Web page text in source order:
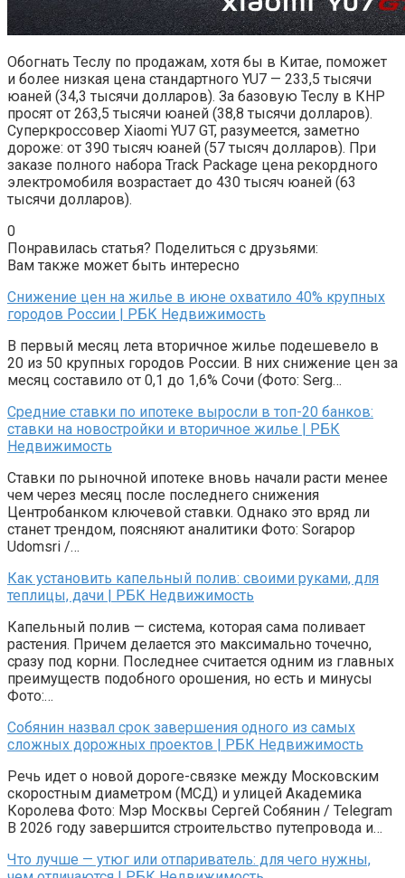
Обогнать Теслу по продажам, хотя бы в Китае, поможет
и более низкая цена стандартного YU7 — 233,5 тысячи
юаней (34,3 тысячи долларов). За базовую Теслу в КНР
просят от 263,5 тысячи юаней (38,8 тысячи долларов).
Суперкроссовер Xiaomi YU7 GT, разумеется, заметно
дороже: от 390 тысяч юаней (57 тысяч долларов). При
заказе полного набора Track Package цена рекордного
электромобиля возрастает до 430 тысяч юаней (63
тысячи долларов).
0
Понравилась статья? Поделиться с друзьями:
Вам также может быть интересно
Снижение цен на жилье в июне охватило 40% крупных
городов России | РБК Недвижимость
В первый месяц лета вторичное жилье подешевело в
20 из 50 крупных городов России. В них снижение цен за
месяц составило от 0,1 до 1,6% Сочи (Фото: Serg…
Средние ставки по ипотеке выросли в топ-20 банков:
ставки на новостройки и вторичное жилье | РБК
Недвижимость
Ставки по рыночной ипотеке вновь начали расти менее
чем через месяц после последнего снижения
Центробанком ключевой ставки. Однако это вряд ли
станет трендом, поясняют аналитики Фото: Sorapop
Udomsri /…
Как установить капельный полив: своими руками, для
теплицы, дачи | РБК Недвижимость
Капельный полив — система, которая сама поливает
растения. Причем делается это максимально точечно,
сразу под корни. Последнее считается одним из главных
преимуществ подобного орошения, но есть и минусы
Фото:…
Собянин назвал срок завершения одного из самых
сложных дорожных проектов | РБК Недвижимость
Речь идет о новой дороге-связке между Московским
скоростным диаметром (МСД) и улицей Академика
Королева Фото: Мэр Москвы Сергей Собянин / Telegram
В 2026 году завершится строительство путепровода и…
Что лучше — утюг или отпариватель: для чего нужны,